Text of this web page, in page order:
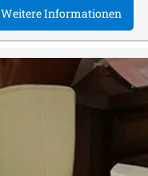
Weitere Informationen